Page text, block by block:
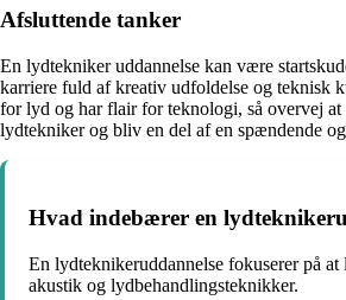
Afsluttende tanker
En lydtekniker uddannelse kan være
karriere fuld af kreativ udfoldelse og teknisk
for lyd og har flair for teknologi, så overvej at
lydtekniker og bliv en del af en spændende
Hvad indebærer en
En lydteknikeruddannelse fokuserer på
akustik og lydbehandlingsteknikker.